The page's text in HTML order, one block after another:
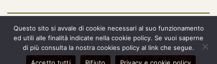
- IT03967390281
0
Questo sito si avvale di cookie necessari al suo funzionamento
ed utili alle finalità indicate nella cookie policy. Se vuoi saperne
di più consulta la nostra cookies policy al link che segue.
Accetto tutti
Rifiuto Privacy e cookie policy